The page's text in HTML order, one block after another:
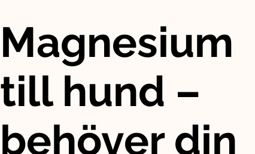
Magnesium
till hund –
behöver din